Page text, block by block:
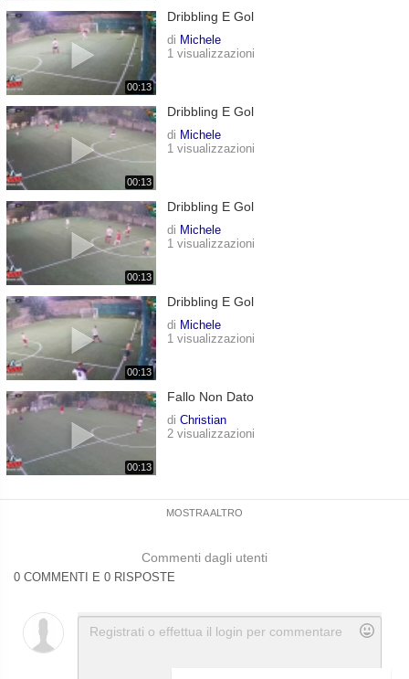
00:13
Dribbling E Gol
di Michele
1 visualizzazioni
00:13
Dribbling E Gol
di Michele
1 visualizzazioni
00:13
Dribbling E Gol
di Michele
1 visualizzazioni
00:13
Dribbling E Gol
di Michele
1 visualizzazioni
00:13
Fallo Non Dato
di Christian
2 visualizzazioni
MOSTRA ALTRO
Commenti dagli utenti
0 COMMENTI E 0 RISPOSTE